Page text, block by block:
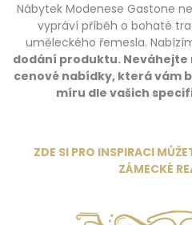
Nábytek Modenese Gastone
vypráví příběh o bohaté
uměleckého řemesla.
dodání produktu. Neváhejte
cenové nabídky, která vám
míru dle vašich
ZDE SI PRO INSPIRACI
ZÁMECKÉ